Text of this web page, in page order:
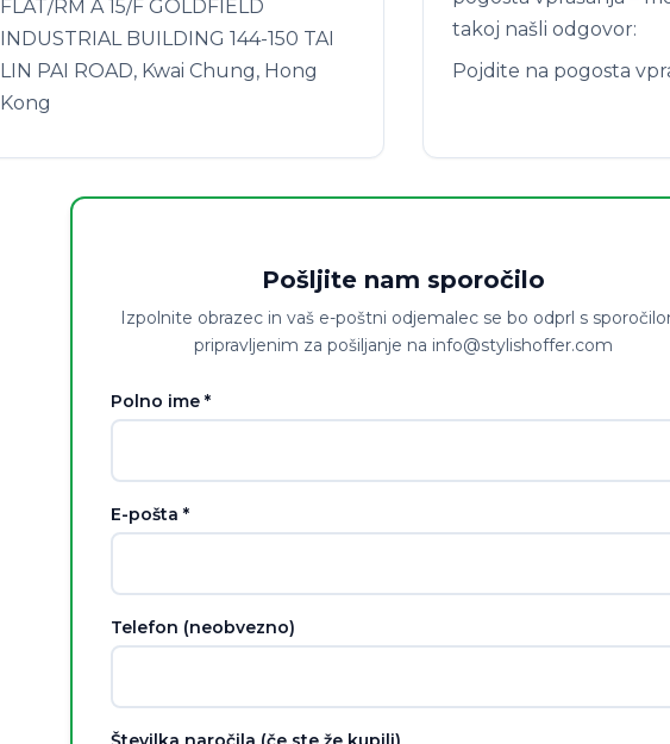
FLAT/RM A 15/F GOLDFIELD
INDUSTRIAL BUILDING 144-150 TAI
LIN PAI ROAD, Kwai Chung, Hong
Kong
takoj našli odgovor:
Pojdite na pogosta
Pošljite nam sporočilo
Izpolnite obrazec in vaš e-poštni odjemalec se bo odprl s
pripravljenim za pošiljanje na info@stylishoffer.com
Polno ime *
E-pošta *
Telefon (neobvezno)